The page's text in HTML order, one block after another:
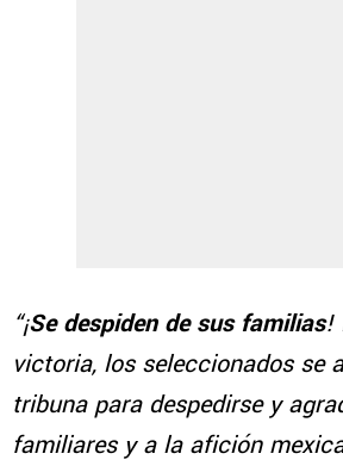
“¡Se despiden de sus familias!
victoria, los seleccionados se
tribuna para despedirse y
familiares y a la afición